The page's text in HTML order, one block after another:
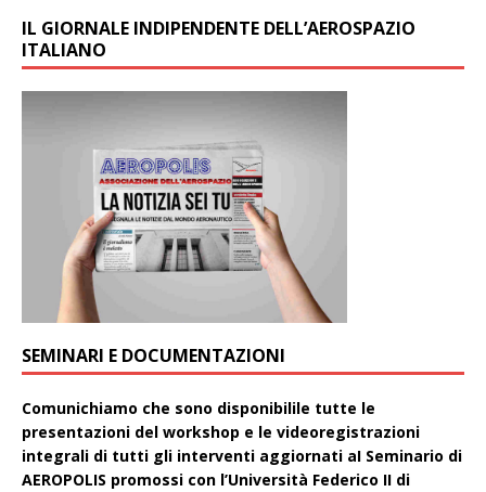
IL GIORNALE INDIPENDENTE DELL’AEROSPAZIO
ITALIANO
SEMINARI E DOCUMENTAZIONI
Comunichiamo che sono disponibilile tutte le
presentazioni del workshop e le videoregistrazioni
integrali di tutti gli interventi aggiornati aI Seminario di
AEROPOLIS promossi con l’Università Federico II di